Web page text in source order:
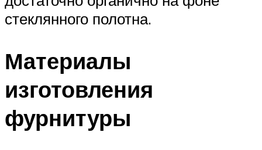
стеклянного полотна.
Материалы
изготовления
фурнитуры